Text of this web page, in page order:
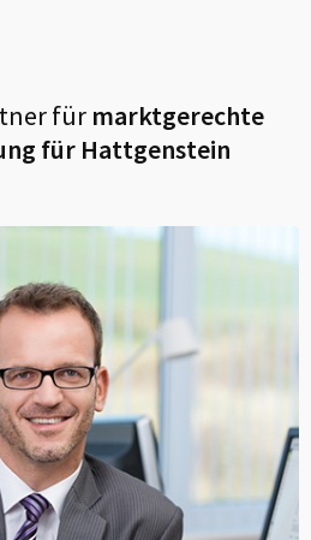
fürmarktgerechte
für Hattgenstein